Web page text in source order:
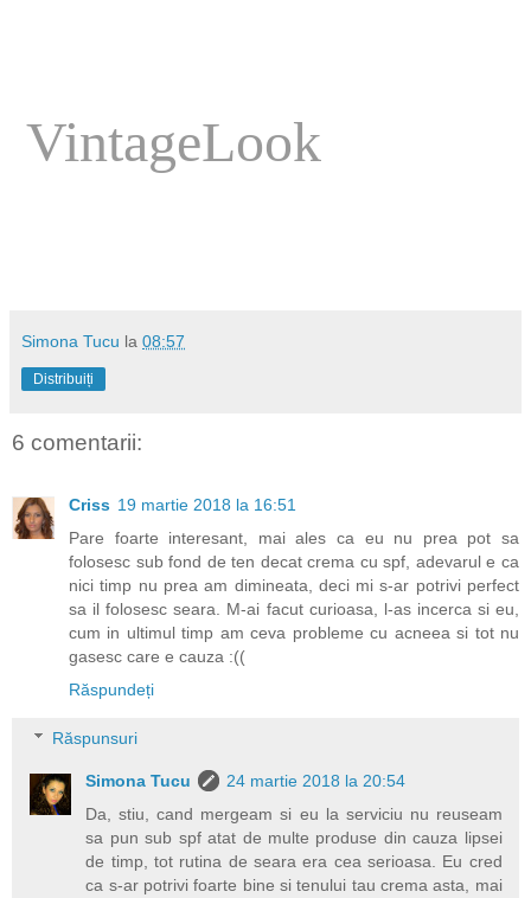
VintageLook
Simona Tucu la 08:57
Distribuiți
6 comentarii:
Criss 19 martie 2018 la 16:51
Pare foarte interesant, mai ales ca eu nu prea pot sa
folosesc sub fond de ten decat crema cu spf, adevarul e ca
nici timp nu prea am dimineata, deci mi s-ar potrivi perfect
sa il folosesc seara. M-ai facut curioasa, l-as incerca si eu,
cum in ultimul timp am ceva probleme cu acneea si tot nu
gasesc care e cauza :((
Răspundeți
Răspunsuri
Simona Tucu
24 martie 2018 la 20:54
Da, stiu, cand mergeam si eu la serviciu nu reuseam
sa pun sub spf atat de multe produse din cauza lipsei
de timp, tot rutina de seara era cea serioasa. Eu cred
ca s-ar potrivi foarte bine si tenului tau crema asta, mai